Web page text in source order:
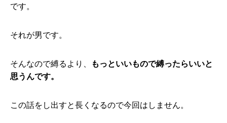
です。
それが男です。
そんなので縛るより、
もっといいもので縛ったらいいと
思うんです。
この話をし出すと長くなるので今回はしません。